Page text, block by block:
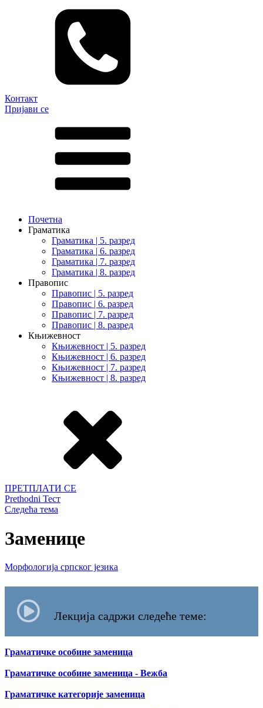
Контакт
Пријави се
Почетна
Граматика
Граматика | 5. разред
Граматика | 6. разред
Граматика | 7. разред
Граматика | 8. разред
Правопис
Правопис | 5. разред
Правопис | 6. разред
Правопис | 7. разред
Правопис | 8. разред
Књижевност
Књижевност | 5. разред
Књижевност | 6. разред
Књижевност | 7. разред
Књижевност | 8. разред
ПРЕТПЛАТИ СЕ
Prethodni Тест
Следећа тема
Заменице
Морфологија српског језика
Лекција садржи следеће теме:
Граматичке особине заменица
Граматичке особине заменица - Вежба
Граматичке категорије заменица